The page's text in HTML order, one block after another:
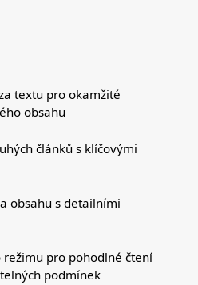
textu pro okamžité
obsahu
článků s klíčovými
obsahu s detailními
pro pohodlné čtení
podmínek